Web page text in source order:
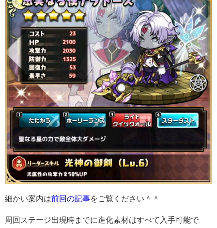
細かい案内は前回の記事をご覧ください＾＾
周回ステージ出現時までに進化素材はすべて入手可能で